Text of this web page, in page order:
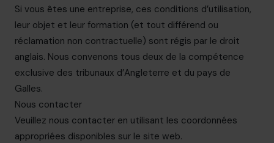
Si vous êtes une entreprise, ces conditions d’utilisation,
leur objet et leur formation (et tout différend ou
réclamation non contractuelle) sont régis par le droit
anglais. Nous convenons tous deux de la compétence
exclusive des tribunaux d’Angleterre et du pays de
Galles.
Nous contacter
Veuillez nous contacter en utilisant les coordonnées
appropriées disponibles sur le site web.